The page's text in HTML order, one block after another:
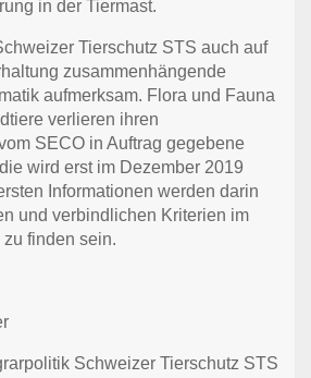
in der Tiermast.
Tierschutz STS auch auf
zusammenhängende
aufmerksam. Flora und Fauna
verlieren ihren
SECO in Auftrag gegebene
wird erst im Dezember 2019
Informationen werden darin
und verbindlichen Kriterien im
finden sein.
Schweizer Tierschutz STS